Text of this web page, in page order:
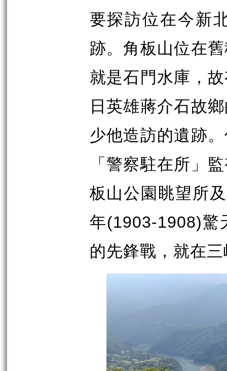
要探訪位在今新
跡。角板山位在
就是石門水庫，
日英雄蔣介石故
少他造訪的遺跡
「警察駐在所」
板山公園眺望所
年(1903-1908)驚
的先鋒戰，就在